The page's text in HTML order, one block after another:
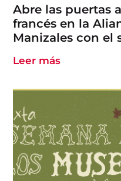
Abre las puertas
francés en la
Manizales con el
Leer más